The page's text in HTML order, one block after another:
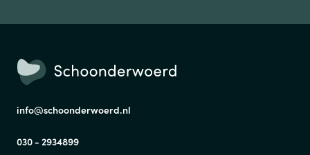
info@schoonderwoerd.nl
030 - 2934899
TELEFOONNUMMER
VERSTUREN
Wij verkopen nooit gegevens aan derden. Hoe wij omgaan met je